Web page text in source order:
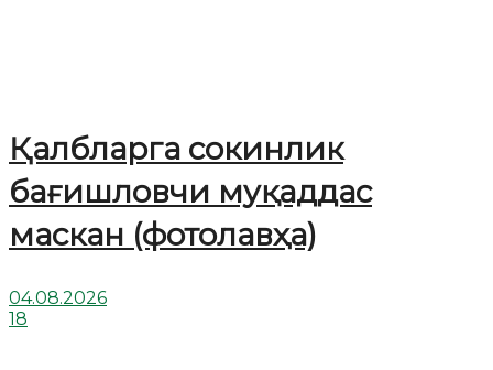
Қалбларга сокинлик
бағишловчи муқаддас
маскан (фотолавҳа)
04.08.2026
18